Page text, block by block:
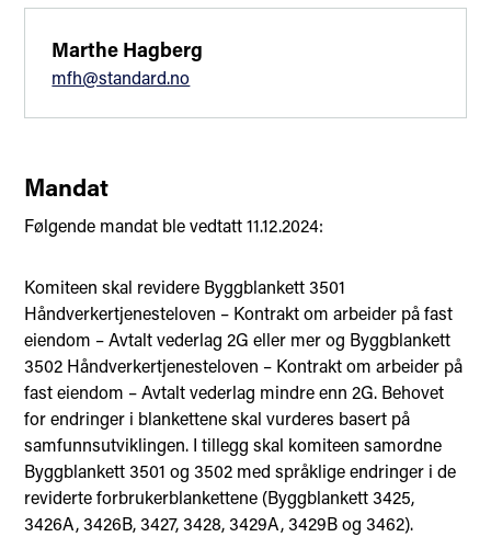
Marthe Hagberg
mfh@standard.no
Mandat
Følgende mandat ble vedtatt 11.12.2024:
Komiteen skal revidere Byggblankett 3501
Håndverkertjenesteloven – Kontrakt om arbeider på fast
eiendom – Avtalt vederlag 2G eller mer og Byggblankett
3502 Håndverkertjenesteloven – Kontrakt om arbeider på
fast eiendom – Avtalt vederlag mindre enn 2G. Behovet
for endringer i blankettene skal vurderes basert på
samfunnsutviklingen. I tillegg skal komiteen samordne
Byggblankett 3501 og 3502 med språklige endringer i de
reviderte forbrukerblankettene (Byggblankett 3425,
3426A, 3426B, 3427, 3428, 3429A, 3429B og 3462).